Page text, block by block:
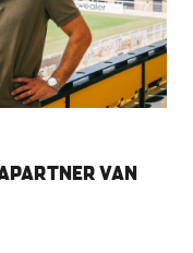
VAN